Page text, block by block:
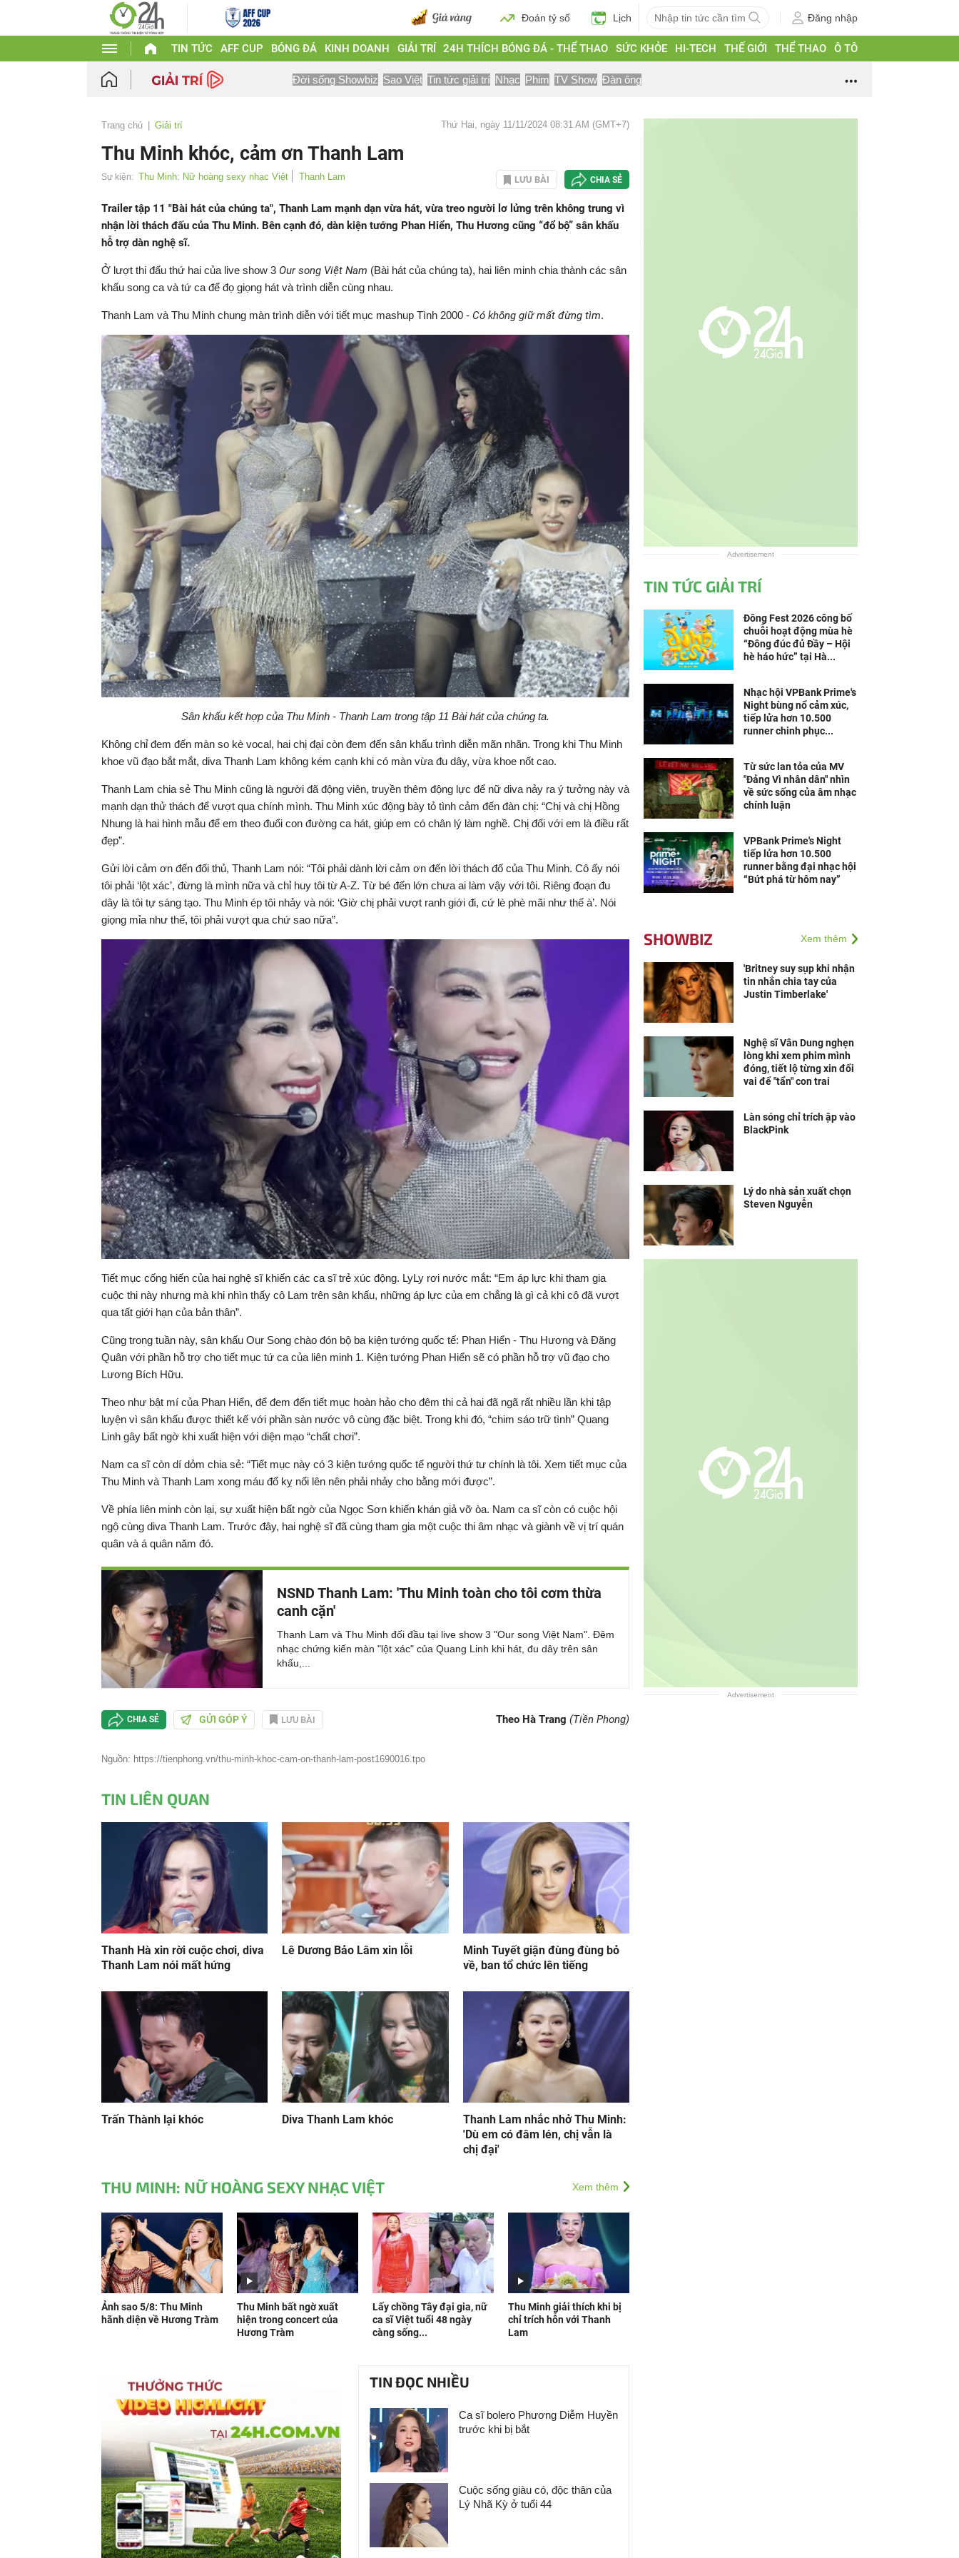
Đoán tỷ số Lịch Đăng nhập
TIN TỨC AFF CUP BÓNG ĐÁ KINH DOANH GIẢI TRÍ 24H THÍCH BÓNG ĐÁ - THỂ THAO SỨC KHỎE HI-TECH THẾ GIỚI THỂ THAO Ô TÔ
Đời sống Showbiz Sao Việt Tin tức giải trí Nhạc Phim TV Show Đàn ông
Trang chủ Giải trí Thứ Hai, ngày 11/11/2024 08:31 AM (GMT+7)
Thu Minh khóc, cảm ơn Thanh Lam
Sự kiện: Thu Minh: Nữ hoàng sexy nhạc Việt Thanh Lam LƯU BÀI CHIA SẺ
Trailer tập 11 "Bài hát của chúng ta", Thanh Lam mạnh dạn vừa hát, vừa treo người lơ lửng trên không trung vì
nhận lời thách đấu của Thu Minh. Bên cạnh đó, dàn kiện tướng Phan Hiển, Thu Hương cũng “đổ bộ” sân khấu
hỗ trợ dàn nghệ sĩ.
Ở lượt thi đấu thứ hai của live show 3 Our song Việt Nam (Bài hát của chúng ta), hai liên minh chia thành các sân
khấu song ca và tứ ca để đọ giọng hát và trình diễn cùng nhau.
Thanh Lam và Thu Minh chung màn trình diễn với tiết mục mashup Tình 2000 - Có không giữ mất đừng tìm.
Sân khấu kết hợp của Thu Minh - Thanh Lam trong tập 11 Bài hát của chúng ta.
Không chỉ đem đến màn so kè vocal, hai chị đại còn đem đến sân khấu trình diễn mãn nhãn. Trong khi Thu Minh
khoe vũ đạo bắt mắt, diva Thanh Lam không kém cạnh khi có màn vừa đu dây, vừa khoe nốt cao.
Thanh Lam chia sẻ Thu Minh cũng là người đã động viên, truyền thêm động lực để nữ diva nảy ra ý tưởng này và
mạnh dạn thử thách để vượt qua chính mình. Thu Minh xúc động bày tỏ tình cảm đến đàn chị: “Chị và chị Hồng
Nhung là hai hình mẫu để em theo đuổi con đường ca hát, giúp em có chân lý làm nghề. Chị đối với em là điều rất
đẹp”.
Gửi lời cảm ơn đến đối thủ, Thanh Lam nói: “Tôi phải dành lời cảm ơn đến lời thách đố của Thu Minh. Cô ấy nói
tôi phải ‘lột xác’, đừng là mình nữa và chỉ huy tôi từ A-Z. Từ bé đến lớn chưa ai làm vậy với tôi. Riêng đoạn đu
dây là tôi tự sáng tạo. Thu Minh ép tôi nhảy và nói: ‘Giờ chị phải vượt ranh giới đi, cứ lè phè mãi như thế à’. Nói
giọng mỉa như thế, tôi phải vượt qua chứ sao nữa”.
Tiết mục cống hiến của hai nghệ sĩ khiến các ca sĩ trẻ xúc động. LyLy rơi nước mắt: “Em áp lực khi tham gia
cuộc thi này nhưng mà khi nhìn thấy cô Lam trên sân khấu, những áp lực của em chẳng là gì cả khi cô đã vượt
qua tất giới hạn của bản thân”.
Cũng trong tuần này, sân khấu Our Song chào đón bộ ba kiện tướng quốc tế: Phan Hiển - Thu Hương và Đăng
Quân với phần hỗ trợ cho tiết mục tứ ca của liên minh 1. Kiện tướng Phan Hiển sẽ có phần hỗ trợ vũ đạo cho
Lương Bích Hữu.
Theo như bật mí của Phan Hiển, để đem đến tiết mục hoàn hảo cho đêm thi cả hai đã ngã rất nhiều lần khi tập
luyện vì sân khấu được thiết kế với phần sàn nước vô cùng đặc biệt. Trong khi đó, “chim sáo trữ tình” Quang
Linh gây bất ngờ khi xuất hiện với diện mạo “chất chơi”.
Nam ca sĩ còn dí dỏm chia sẻ: “Tiết mục này có 3 kiện tướng quốc tế người thứ tư chính là tôi. Xem tiết mục của
Thu Minh và Thanh Lam xong máu đố kỵ nổi lên nên phải nhảy cho bằng mới được”.
Về phía liên minh còn lại, sự xuất hiện bất ngờ của Ngọc Sơn khiến khán giả vỡ òa. Nam ca sĩ còn có cuộc hội
ngộ cùng diva Thanh Lam. Trước đây, hai nghệ sĩ đã cùng tham gia một cuộc thi âm nhạc và giành về vị trí quán
quân và á quân năm đó.
NSND Thanh Lam: 'Thu Minh toàn cho tôi cơm thừa
canh cặn'
Thanh Lam và Thu Minh đối đầu tại live show 3 "Our song Việt Nam". Đêm
nhạc chứng kiến màn "lột xác" của Quang Linh khi hát, đu dây trên sân
khấu,...
CHIA SẺ GỬI GÓP Ý LƯU BÀI Theo Hà Trang (Tiền Phong)
Nguồn: https://tienphong.vn/thu-minh-khoc-cam-on-thanh-lam-post1690016.tpo
TIN LIÊN QUAN
Thanh Hà xin rời cuộc chơi, diva
Thanh Lam nói mất hứng
Lê Dương Bảo Lâm xin lỗi
Minh Tuyết giận đùng đùng bỏ
về, ban tổ chức lên tiếng
Trấn Thành lại khóc Diva Thanh Lam khóc
Thanh Lam nhắc nhở Thu Minh:
'Dù em có đâm lén, chị vẫn là
chị đại'
THU MINH: NỮ HOÀNG SEXY NHẠC VIỆT Xem thêm
Ảnh sao 5/8: Thu Minh
hãnh diện về Hương Tràm
Thu Minh bất ngờ xuất
hiện trong concert của
Hương Tràm
Lấy chồng Tây đại gia, nữ
ca sĩ Việt tuổi 48 ngày
càng sống...
Thu Minh giải thích khi bị
chỉ trích hỗn với Thanh
Lam
TIN ĐỌC NHIỀU
Ca sĩ bolero Phương Diễm Huyền
trước khi bị bắt
Cuộc sống giàu có, độc thân của
Lý Nhã Kỳ ở tuổi 44
Advertisement
TIN TỨC GIẢI TRÍ
Đông Fest 2026 công bố
chuỗi hoạt động mùa hè
“Đông đúc đủ Đầy – Hội
hè háo hức” tại Hà...
Nhạc hội VPBank Prime's
Night bùng nổ cảm xúc,
tiếp lửa hơn 10.500
runner chinh phục...
Từ sức lan tỏa của MV
"Đảng Vì nhân dân" nhìn
về sức sống của âm nhạc
chính luận
VPBank Prime's Night
tiếp lửa hơn 10.500
runner bằng đại nhạc hội
“Bứt phá từ hôm nay”
SHOWBIZ Xem thêm
'Britney suy sụp khi nhận
tin nhắn chia tay của
Justin Timberlake'
Nghệ sĩ Vân Dung nghẹn
lòng khi xem phim mình
đóng, tiết lộ từng xin đổi
vai để "tẩn" con trai
Làn sóng chỉ trích ập vào
BlackPink
Lý do nhà sản xuất chọn
Steven Nguyễn
Advertisement